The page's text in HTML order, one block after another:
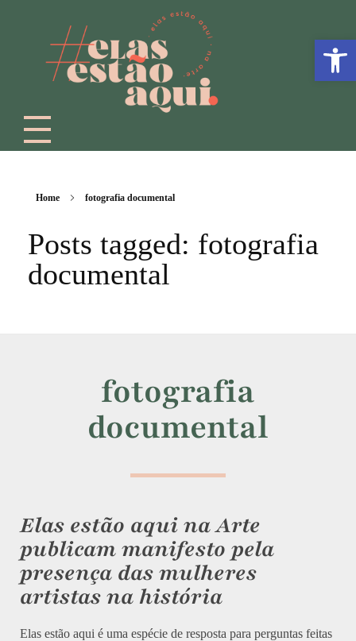
Home fotografia documental
Posts tagged: fotografia
documental
fotografia
documental
Elas estão aqui na Arte
publicam manifesto pela
presença das mulheres
artistas na história
Elas estão aqui é uma espécie de resposta para perguntas feitas
Abrir a